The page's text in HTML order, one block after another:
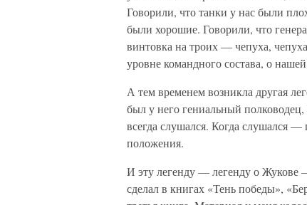
Говорили, что танки у нас были
были хорошие. Говорили, что
винтовка на троих — чепуха,
уровне командного состава, о
А тем временем возникла другая
был у него гениальный
всегда слушался. Когда слушался
положения.
И эту легенду — легенду о Жукове
сделал в книгах «Тень победы»,